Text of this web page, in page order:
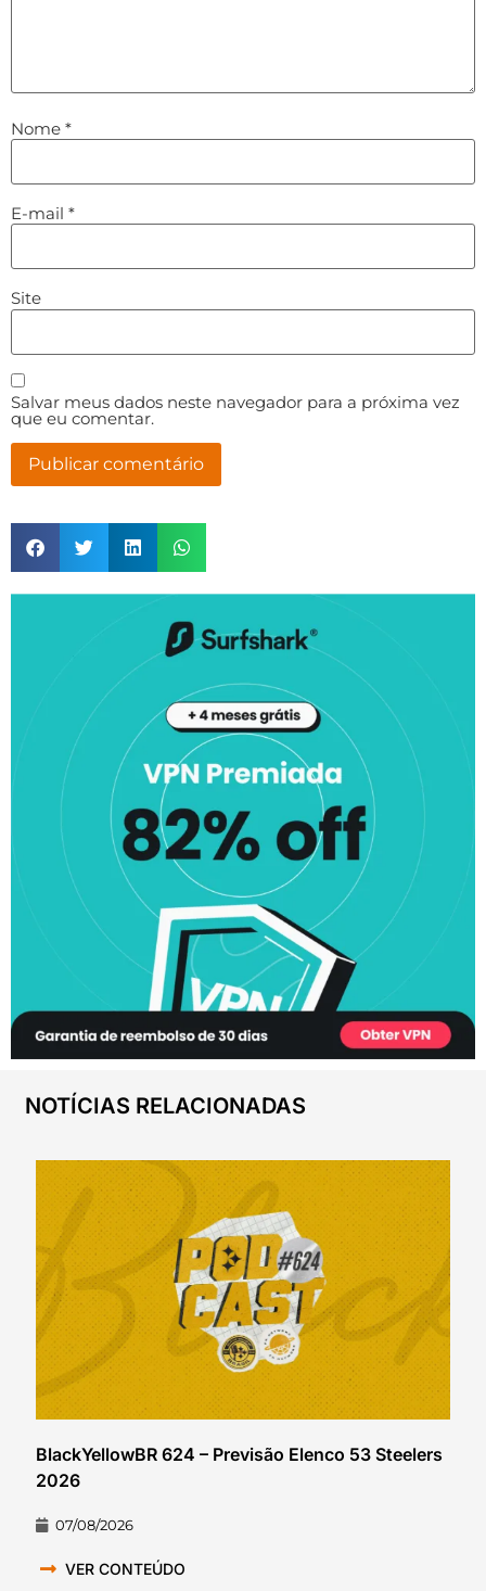
Nome *
E-mail *
Site
Salvar meus dados neste navegador para a próxima vez
que eu comentar.
NOTÍCIAS RELACIONADAS
BlackYellowBR 624 – Previsão Elenco 53 Steelers
2026
07/08/2026
VER CONTEÚDO